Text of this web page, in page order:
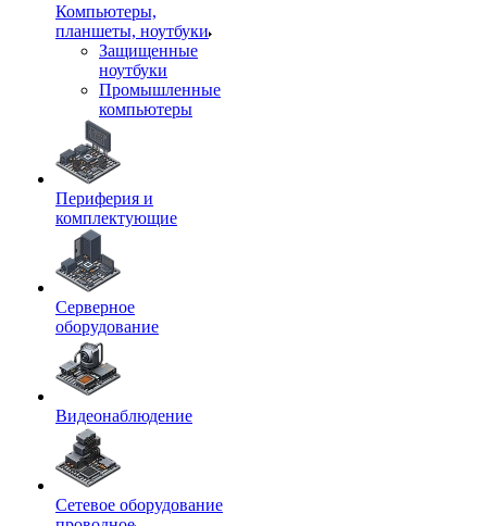
Компьютеры,
планшеты, ноутбуки
Защищенные
ноутбуки
Промышленные
компьютеры
Периферия и
комплектующие
Серверное
оборудование
Видеонаблюдение
Сетевое оборудование